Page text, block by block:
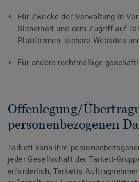
Für Zwecke der Verwaltung in
Sicherheit und dem Zugriff auf
Plattformen, sichere Websites
Für andere rechtmäßige
Offenlegung/
personenbezogenen
Tarkett kann Ihre
jeder Gesellschaft der Tarkett-
erforderlich, Tarketts